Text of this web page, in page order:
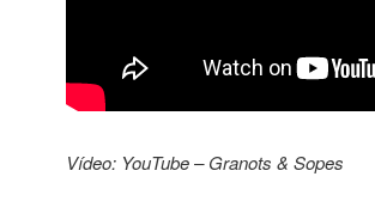
Vídeo: YouTube – Granots & Sopes